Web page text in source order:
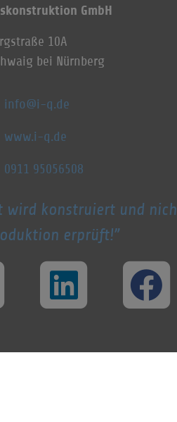
GmbH
10A
bei Nürnberg
info@i-q.de
www.i-q.de
0911 95056508
wird konstruiert und
erprüft!